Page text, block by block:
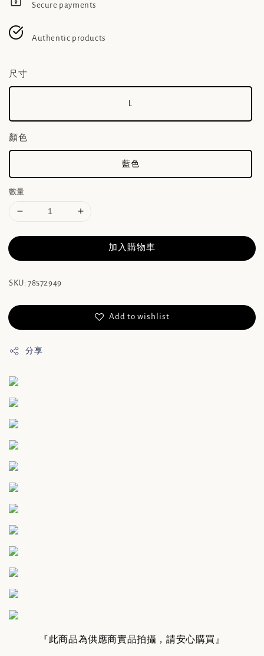
Secure payments
Authentic products
尺寸
顏色
藍色
數量
加入購物車
SKU: 78572949
Add to wishlist
分享
『此商品為供應商實品拍攝，請安心購買』